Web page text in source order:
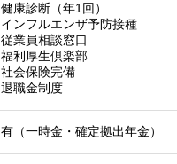
健康診断（年1回）
インフルエンザ予防接種
従業員相談窓口
福利厚生倶楽部
社会保険完備
退職金制度
有（一時金・確定拠出年金）